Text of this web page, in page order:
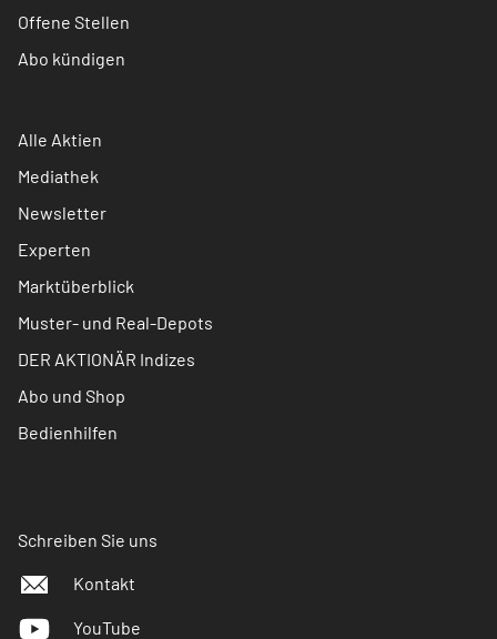
Offene Stellen
Abo kündigen
Alle Aktien
Mediathek
Newsletter
Experten
Marktüberblick
Muster- und Real-Depots
DER AKTIONÄR Indizes
Abo und Shop
Bedienhilfen
Schreiben Sie uns
Kontakt
YouTube